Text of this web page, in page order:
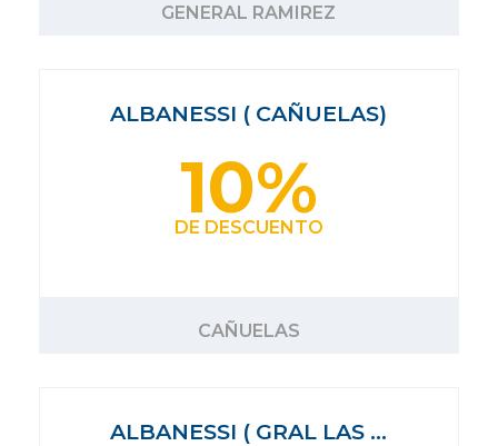
GENERAL RAMIREZ
ALBANESSI ( CAÑUELAS)
10%
DE DESCUENTO
CAÑUELAS
ALBANESSI ( GRAL LAS …